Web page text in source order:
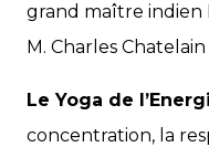
grand maître indien
M. Charles
Le Yoga de
concentration, la